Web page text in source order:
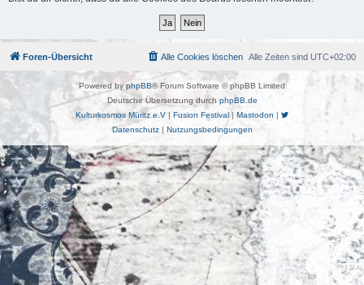
Foren-Übersicht Alle Zeiten sind UTC+02:00
Alle Cookies löschen
Powered by phpBB® Forum Software © phpBB Limited
Deutsche Übersetzung durch phpBB.de
Kulturkosmos Müritz e.V | Fusion Festival| Mastodon |
Datenschutz| Nutzungsbedingungen